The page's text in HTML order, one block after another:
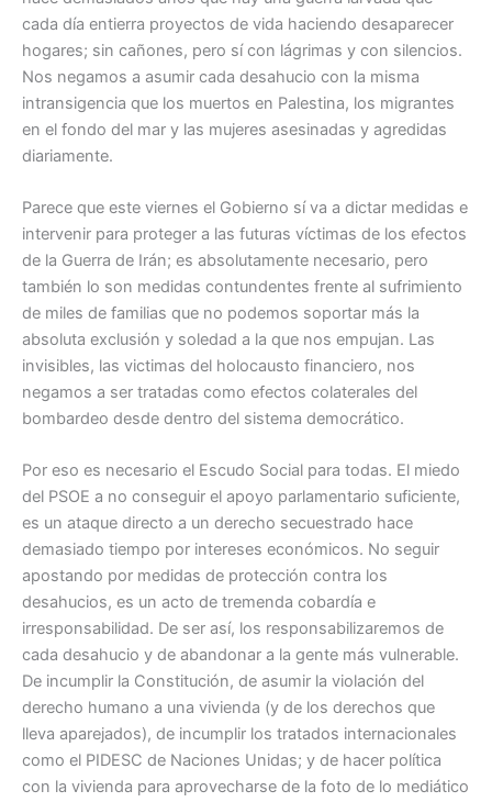
cada día entierra proyectos de vida haciendo desaparecer
hogares; sin cañones, pero sí con lágrimas y con silencios.
Nos negamos a asumir cada desahucio con la misma
intransigencia que los muertos en Palestina, los migrantes
en el fondo del mar y las mujeres asesinadas y agredidas
diariamente.
Parece que este viernes el Gobierno sí va a dictar medidas e
intervenir para proteger a las futuras víctimas de los efectos
de la Guerra de Irán; es absolutamente necesario, pero
también lo son medidas contundentes frente al sufrimiento
de miles de familias que no podemos soportar más la
absoluta exclusión y soledad a la que nos empujan. Las
invisibles, las victimas del holocausto financiero, nos
negamos a ser tratadas como efectos colaterales del
bombardeo desde dentro del sistema democrático.
Por eso es necesario el Escudo Social para todas. El miedo
del PSOE a no conseguir el apoyo parlamentario suficiente,
es un ataque directo a un derecho secuestrado hace
demasiado tiempo por intereses económicos. No seguir
apostando por medidas de protección contra los
desahucios, es un acto de tremenda cobardía e
irresponsabilidad. De ser así, los responsabilizaremos de
cada desahucio y de abandonar a la gente más vulnerable.
De incumplir la Constitución, de asumir la violación del
derecho humano a una vivienda (y de los derechos que
lleva aparejados), de incumplir los tratados internacionales
como el PIDESC de Naciones Unidas; y de hacer política
con la vivienda para aprovecharse de la foto de lo mediático